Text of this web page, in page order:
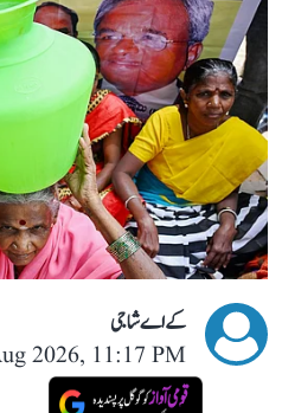
کے اے شاجی
2026, 11:17 PM